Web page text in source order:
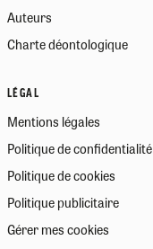
Auteurs
Charte déontologique
LÉGAL
Mentions légales
Politique de confidentialité
Politique de cookies
Politique publicitaire
Gérer mes cookies